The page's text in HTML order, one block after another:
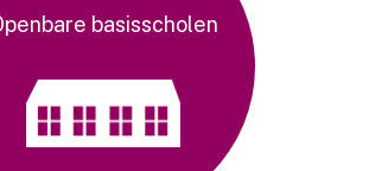
basisscholen